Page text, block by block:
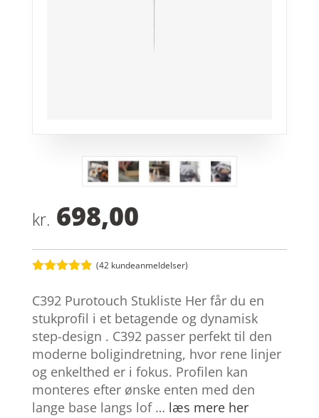
kr. 698,00
ud af 5
baseret på
kundebedøm
melser
(42 kundeanmeldelser)
C392 Purotouch Stukliste Her får du en
stukprofil i et betagende og dynamisk
step-design . C392 passer perfekt til den
moderne boligindretning, hvor rene linjer
og enkelthed er i fokus. Profilen kan
monteres efter ønske enten med den
lange base langs lof … læs mere her